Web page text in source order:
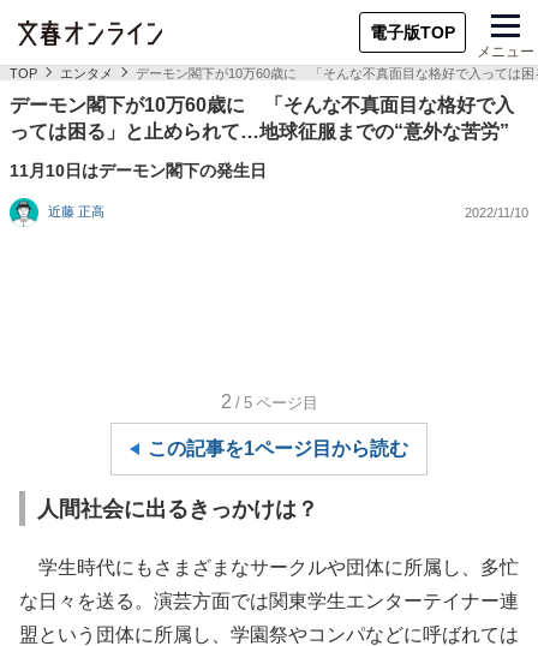
電子版TOP
メニュー
TOP エンタメ デーモン閣下が10万60歳に 「そんな不真面目な格好で入っては
デーモン閣下が10万60歳に 「そんな不真面目な格好で入
っては困る」と止められて…地球征服までの“意外な苦労”
11月10日はデーモン閣下の発生日
近藤 正高 2022/11/10
2 /5 ページ目
この記事を1ページ目から読む
人間社会に出るきっかけは？
学生時代にもさまざまなサークルや団体に所属し、多忙
な日々を送る。演芸方面では関東学生エンターテイナー連
盟という団体に所属し、学園祭やコンパなどに呼ばれては